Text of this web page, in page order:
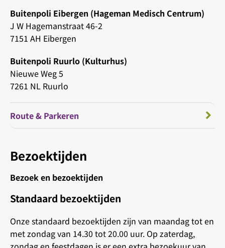
Buitenpoli Eibergen (Hageman Medisch Centrum)
J W Hagemanstraat 46-2
7151 AH Eibergen
Buitenpoli Ruurlo (Kulturhus)
Nieuwe Weg 5
7261 NL Ruurlo
Route & Parkeren
Bezoektijden
Bezoek en bezoektijden
Standaard bezoektijden
Onze standaard bezoektijden zijn van maandag tot en
met zondag van 14.30 tot 20.00 uur. Op zaterdag,